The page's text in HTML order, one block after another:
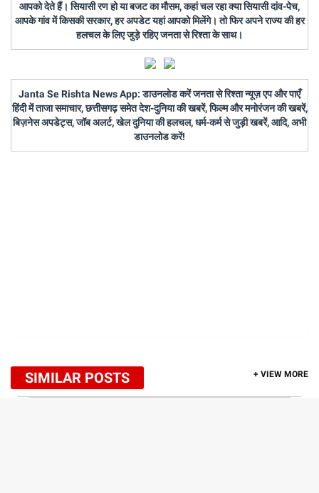
आपको देते हैं। सियासी रण हो या बजट का मौसम, कहां चल रहा क्या सियासी दांव-पेच,
आपके गांव में किसकी सरकार, हर अपडेट यहां आपको मिलेंगे। तो फिर अपने राज्य की हर
हलचल के लिए जुड़े रहिए जनता से रिश्ता के साथ।
Janta Se Rishta News App: डाउनलोड करें जनता से रिश्ता न्यूज़ एप और पाएँ
हिंदी में ताजा समाचार, छत्तीसगढ़ समेत देश-दुनिया की खबरें, फिल्म और मनोरंजन की खबरें,
बिज़नेस अपडेट्स, जॉब अलर्ट, खेल दुनिया की हलचल, धर्म-कर्म से जुड़ी खबरें, आदि, अभी
डाउनलोड करें!
SIMILAR POSTS + VIEW MORE